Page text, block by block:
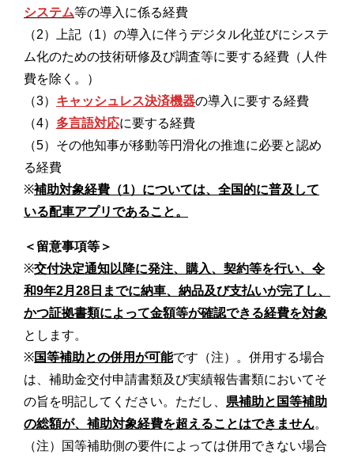
システム等の導入に係る経費
（2）上記（1）の導入に伴うデジタル化並びにシステ
ム化のための技術研修及び調査等に要する経費（人件
費を除く。）
（3） キャッシュレス決済機器の導入に要する経費
（4） 多言語対応に要する経費
（5）その他知事が移動等円滑化の推進に必要と認め
る経費
※補助対象経費（1）については、全国的に普及して
いる配車アプリであること。
＜留意事項等＞
※交付決定通知以降に発注、購入、契約等を行い、令
和9年2月28日までに納車、納品及び支払いが完了し、
かつ証拠書類によって金額等が確認できる経費を対象
とします。
※国等補助との併用が可能です（注）。併用する場合
は、補助金交付申請書類及び実績報告書類においてそ
の旨を明記してください。ただし、 県補助と国等補助
の総額が、補助対象経費を超えることはできません。
（注）国等補助側の要件によっては併用できない場合